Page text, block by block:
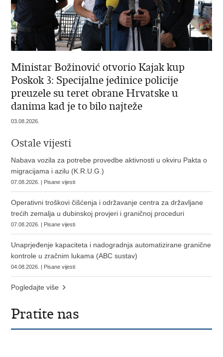
Ministar Božinović otvorio Kajak kup
Poskok 3: Specijalne jedinice policije
preuzele su teret obrane Hrvatske u
danima kad je to bilo najteže
03.08.2026.
Ostale vijesti
Nabava vozila za potrebe provedbe aktivnosti u okviru Pakta o
migracijama i azilu (K.R.U.G.)
07.08.2026. | Pisane vijesti
Operativni troškovi čišćenja i održavanje centra za državljane
trećih zemalja u dubinskoj provjeri i graničnoj proceduri
07.08.2026. | Pisane vijesti
Unaprjeđenje kapaciteta i nadogradnja automatizirane granične
kontrole u zračnim lukama (ABC sustav)
04.08.2026. | Pisane vijesti
Pogledajte više
Pratite nas